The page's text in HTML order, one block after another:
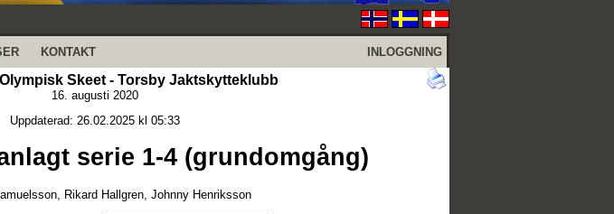
KONTAKT INLOGGNING
Skeet - Torsby Jaktskytteklubb
16. augusti 2020
Uppdaterad: 26.02.2025 kl 05:33
serie 1-4 (grundomgång)
Rikard Hallgren, Johnny Henriksson